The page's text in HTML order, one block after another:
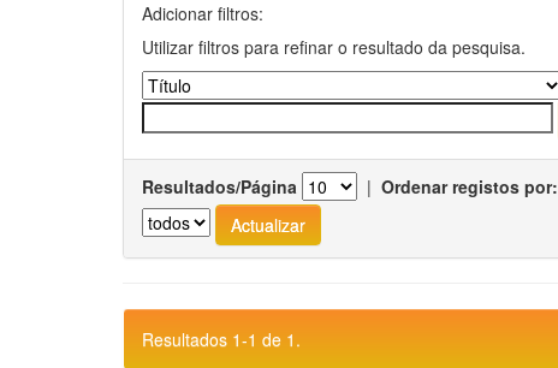
Adicionar filtros:
Utilizar filtros para refinar o resultado da pesquisa.
Resultados/Página | Ordenar registos por:
Resultados 1-1 de 1.